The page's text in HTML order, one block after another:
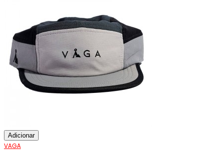
Adicionar
VAGA